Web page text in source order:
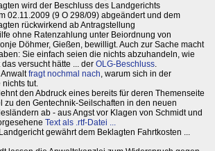
wird der Beschluss des Landgerichts
02.11.2009 (9 O 298/09) abgeändert und dem
rückwirkend ab Antragstellung
ohne Ratenzahlung unter Beiordnung von
Döhmer, Gießen, bewilligt. Auch zur Sache macht
Sie einfach seien die nichts abzuhandeln, wie
versucht hätte ... der OLG-Beschluss.
fragt nochmal nach, warum sich in der
nichts tut.
den Abdruck eines bereits für deren Themenseite
zu den Gentechnik-Seilschaften in den neuen
ab - aus Angst vor Klagen von Schmidt und
Text als .rtf-Datei ...
gewährt dem Beklagten Fahrtkosten ...